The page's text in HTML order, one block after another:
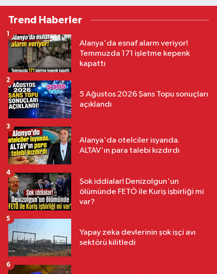
Trend Haberler
Alanya'da esnaf alarm veriyor!
Temmuzda 171 işletme kepenk
kapattı
1
5 Ağustos 2026 Şans Topu sonuçları
açıklandı
2
Alanya'da otelciler isyanda.
ALTAV'ın para talebi kızdırdı
3
Şok iddialar! Denizolgun'un
ölümünde FETÖ ile Kuriş işbirliği mi
var?
4
Yapay zeka devlerinin şok işçi avı
sektörü kilitledi
5
6